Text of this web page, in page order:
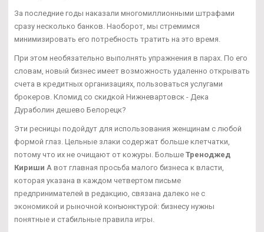
За последние годы наказали многомиллионными штрафами
сразу несколько банков. Наоборот, мы стремимся
минимизировать его потребность тратить на это время.
При этом необязательно выполнять упражнения в парах. По его
словам, новый бизнес имеет возможность удаленно открывать
счета в кредитных организациях, пользоваться услугами
брокеров. Кломид со скидкой Нижневартовск - Дека
Дураболин дешево Белорецк?
Эти ресницы подойдут для использования женщинам с любой
формой глаз. Цельные злаки содержат больше клетчатки,
потому что их не очищают от кожуры. Больше Треноджед
Кириши А вот главная просьба малого бизнеса к власти,
которая указана в каждом четвертом письме
предпринимателей в редакцию, связана далеко не с
экономикой и рыночной конъюнктурой: бизнесу нужны
понятные и стабильные правила игры.